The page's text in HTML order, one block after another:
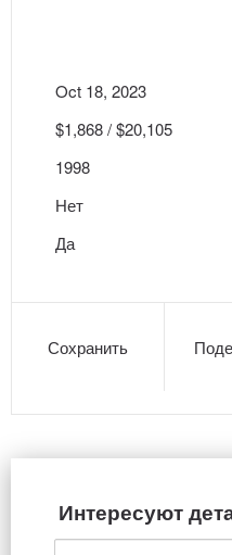
Oct 18, 2023
$1,868 / $20,105
1998
Нет
Да
Сохранить
Интересуют